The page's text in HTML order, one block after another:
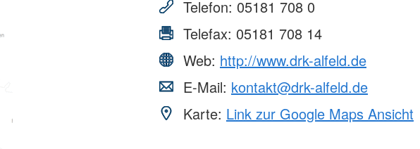
Telefon: 05181 708 0
Telefax: 05181 708 14
Web: http://www.drk-alfeld.de
E-Mail: kontakt@drk-alfeld.de
Karte: Link zur Google Maps Ansicht